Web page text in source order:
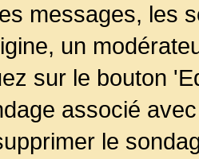
messages, les
un
sur le bouton
associé
le